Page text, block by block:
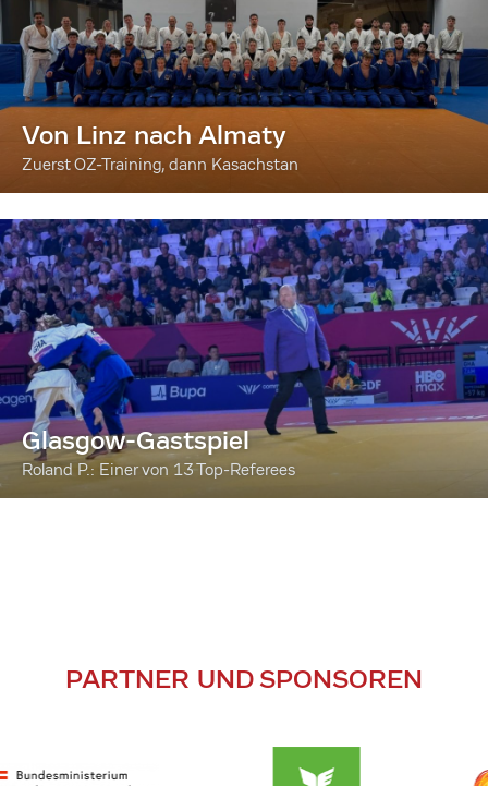
Von Linz nach Almaty
Zuerst OZ-Training, dann Kasachstan
Glasgow-Gastspiel
Roland P.: Einer von 13 Top-Referees
PARTNER UND SPONSOREN